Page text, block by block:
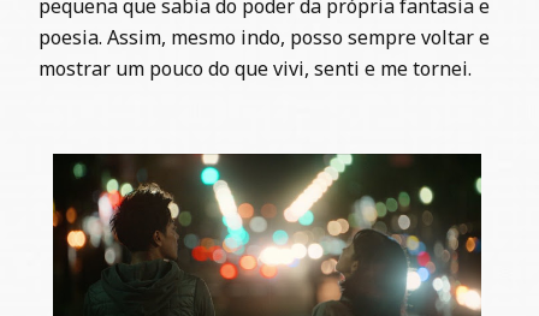
pequena que sabia do poder da própria fantasia e
poesia. Assim, mesmo indo, posso sempre voltar e
mostrar um pouco do que vivi, senti e me tornei.